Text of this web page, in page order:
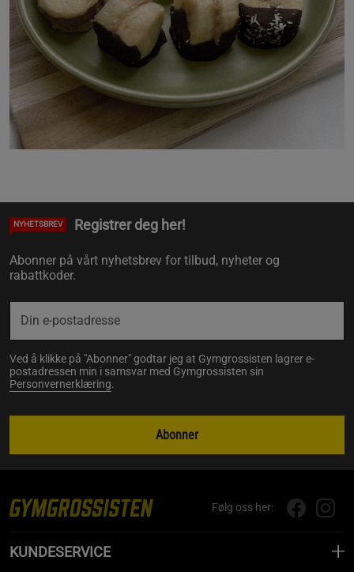
NYHETSBREV Registrer deg her!
Abonner på vårt nyhetsbrev for tilbud, nyheter og
rabattkoder.
Ved å klikke på "Abonner" godtar jeg at Gymgrossisten lagrer e-
postadressen min i samsvar med Gymgrossisten sin
Personvernerklæring.
Abonner
Følg oss her:
KUNDESERVICE